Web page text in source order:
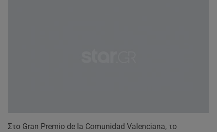
Στο Gran Premio de la Comunidad Valenciana, το